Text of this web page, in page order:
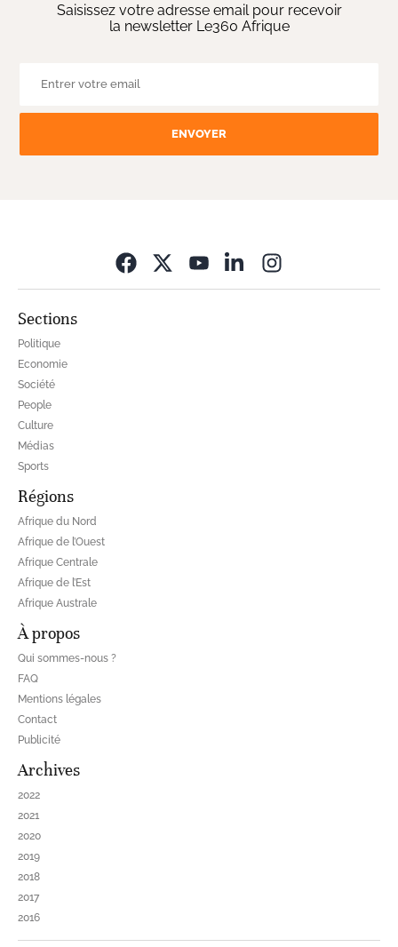
Saisissez votre adresse email pour recevoir
la newsletter Le360 Afrique
ENVOYER
Sections
Politique
Economie
Société
People
Culture
Médias
Sports
Régions
Afrique du Nord
Afrique de l’Ouest
Afrique Centrale
Afrique de l’Est
Afrique Australe
À propos
Qui sommes-nous ?
FAQ
Mentions légales
Contact
Publicité
Archives
2022
2021
2020
2019
2018
2017
2016